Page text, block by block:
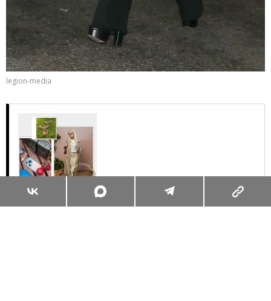
legion-media
Суперзум: главные моменты лета в